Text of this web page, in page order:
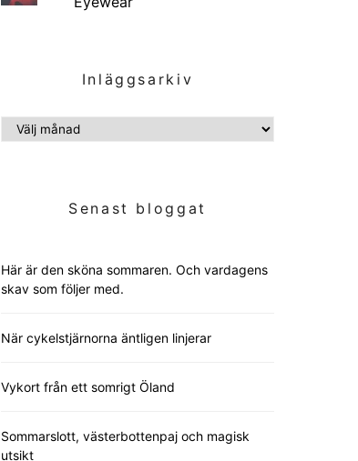
Inläggsarkiv
INLÄGGSARKIV
Senast bloggat
Här är den sköna sommaren. Och vardagens
skav som följer med.
När cykelstjärnorna äntligen linjerar
Vykort från ett somrigt Öland
Sommarslott, västerbottenpaj och magisk
utsikt